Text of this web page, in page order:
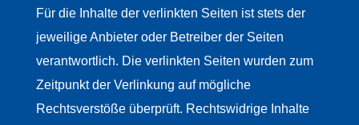
Für die Inhalte der verlinkten Seiten ist stets der
jeweilige Anbieter oder Betreiber der Seiten
verantwortlich. Die verlinkten Seiten wurden zum
Zeitpunkt der Verlinkung auf mögliche
Rechtsverstöße überprüft. Rechtswidrige Inhalte